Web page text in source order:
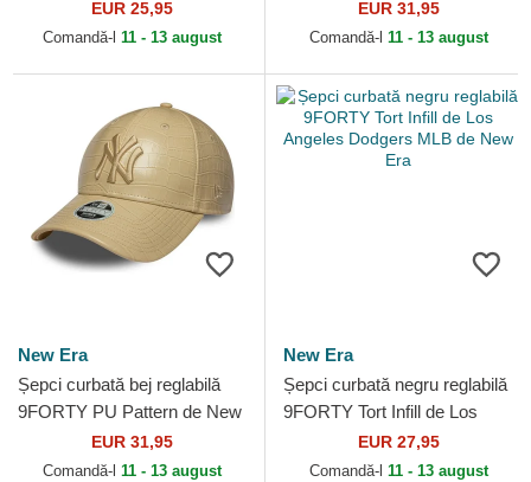
Yankees MLB de New Era
EUR 25,95
Comandă-l 11 - 13 august
York Yankees MLB de New
Era
EUR 31,95
Comandă-l 11 - 13 august
New Era
Șepci curbată bej reglabilă
9FORTY PU Pattern de New
York Yankees MLB de New
Era
EUR 31,95
Comandă-l 11 - 13 august
New Era
Șepci curbată negru reglabilă
9FORTY Tort Infill de Los
Angeles Dodgers MLB de
New Era
EUR 27,95
Comandă-l 11 - 13 august